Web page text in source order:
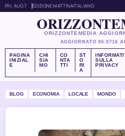
FRI, AUG 7 EDIZIONE MATTINAITALIANO
ORIZZONTEMEDIA
AGGIORNATO 06:0716
PAGINA
INIZIAL
E
CHI
SIA
MO
CO
NTA
TTI
ST
O
RI
A
SULLA
PRIVACY
BLOG ECONOMIA LOCALE MONDO